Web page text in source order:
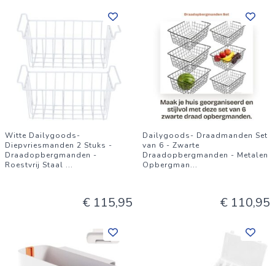
Witte Dailygoods-
Diepvriesmanden 2 Stuks -
Draadopbergmanden -
Roestvrij Staal ...
€ 115,95
Dailygoods- Draadmanden Set
van 6 - Zwarte
Draadopbergmanden - Metalen
Opbergman...
€ 110,95